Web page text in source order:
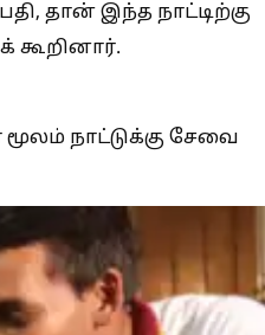
தான் இந்த நாட்டிற்கு
நாட்டுக்கு சேவை